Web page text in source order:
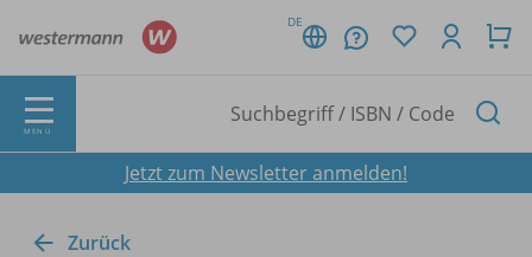
DE
MENÜ
Jetzt zum Newsletter anmelden!
Zurück